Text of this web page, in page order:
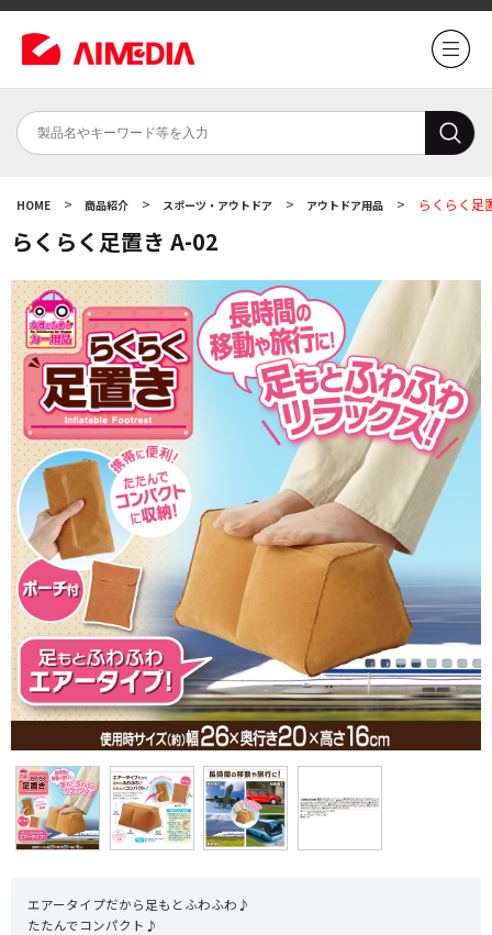
HOME > 商品紹介 > スポーツ・アウトドア > アウトドア用品 > らくらく足
らくらく足置き A-02
エアータイプだから足もとふわふわ♪
たたんでコンパクト♪